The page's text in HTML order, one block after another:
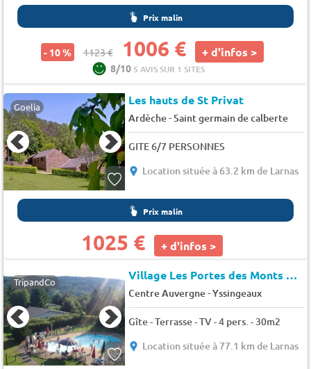
Prix malin
- 10 % 1123 € 1006 € + d'infos >
8/10 5 AVIS SUR 1 SITES
Goelia Les hauts de St Privat
Ardèche-Saint germain de calberte
GITE 6/7 PERSONNES
Location située à 63.2 km de Larnas
Prix malin
1025 € + d'infos >
TripandCo Village Les Portes des Monts d'Ardèche
Centre Auvergne-Yssingeaux
Gîte - Terrasse - TV - 4 pers. - 30m2
Location située à 77.1 km de Larnas